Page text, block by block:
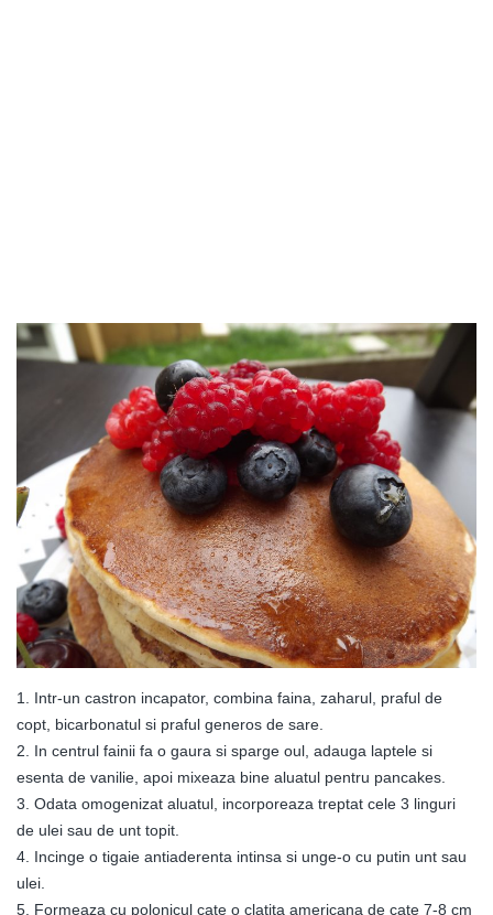
1. Intr-un castron incapator, combina faina, zaharul, praful de
copt, bicarbonatul si praful generos de sare.
2. In centrul fainii fa o gaura si sparge oul, adauga laptele si
esenta de vanilie, apoi mixeaza bine aluatul pentru pancakes.
3. Odata omogenizat aluatul, incorporeaza treptat cele 3 linguri
de ulei sau de unt topit.
4. Incinge o tigaie antiaderenta intinsa si unge-o cu putin unt sau
ulei.
5. Formeaza cu polonicul cate o clatita americana de cate 7-8 cm